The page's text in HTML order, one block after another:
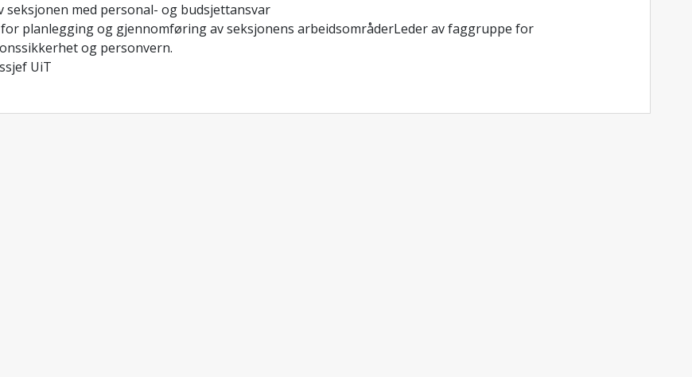
seksjonen med personal- og budsjettansvar
planlegging og gjennomføring av seksjonens arbeidsområderLeder av faggruppe for
og personvern.
UiT